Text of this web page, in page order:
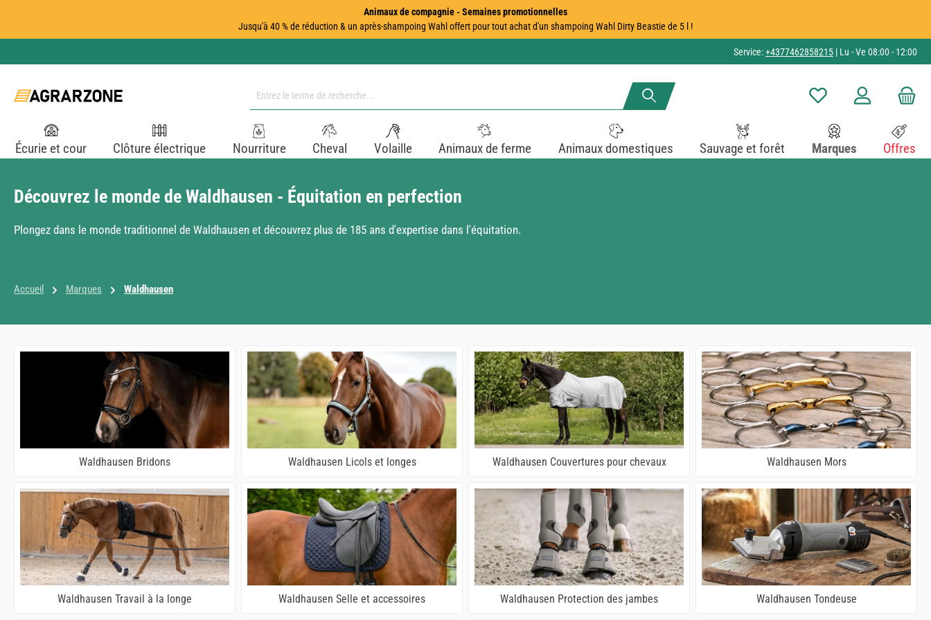
Animaux de compagnie - Semaines promotionnelles
Jusqu'à 40 % de réduction & un après-shampoing Wahl offert pour tout achat d'un shampoing Wahl Dirty Beastie de 5 l !
Service:+4377462858215 | Lu - Ve 08:00 - 12:00
Vous avez 0 articles dans
Écurie et cour Clôture électrique Nourriture Cheval Volaille Animaux de ferme Animaux domestiques Sauvage et forêt Marques Offres
Découvrez le monde de Waldhausen - Équitation en perfection
Plongez dans le monde traditionnel de Waldhausen et découvrez plus de 185 ans d'expertise dans l'équitation.
Accueil Marques Waldhausen
Waldhausen Bridons Waldhausen Licols et longes Waldhausen Couvertures pour chevaux Waldhausen Mors
Waldhausen Travail à la longe Waldhausen Selle et accessoires Waldhausen Protection des jambes Waldhausen Tondeuse